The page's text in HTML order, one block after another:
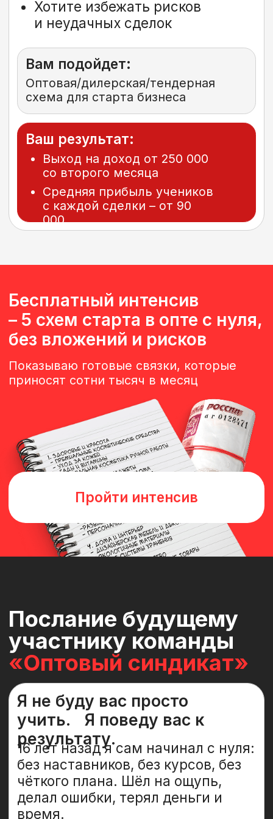
Мой личный рекорд:
оптовая сделка на сумму
52 000 000 (без вложений ,
без закупок и складов)
За 7 лет обучил и помог
построить бизнес
более 1400 человек
по тендерным закупкам
и гос.контрактам
Спикер профессиональных
Импортер товаров из Китая,
Учредитель оптовой
компании с оборотом 144
Андрей Гук –
автор обучения
16 лет личной
практики в опте